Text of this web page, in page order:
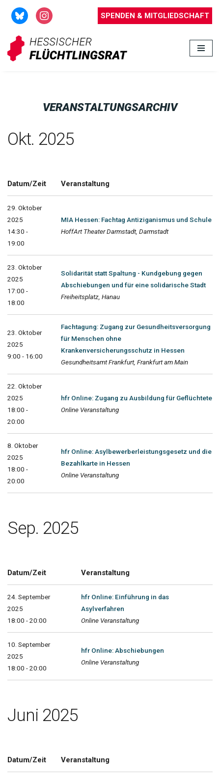
Zum
Inhalt
springen
SPENDEN & MITGLIEDSCHAFT
VERANSTALTUNGSARCHIV
Okt. 2025
Datum/Zeit Veranstaltung
29. Oktober
2025
14:30 -
19:00
MIA Hessen: Fachtag Antiziganismus und Schule
HoffArt Theater Darmstadt, Darmstadt
23. Oktober
2025
17:00 -
18:00
Solidarität statt Spaltung - Kundgebung gegen
Abschiebungen und für eine solidarische Stadt
Freiheitsplatz, Hanau
23. Oktober
2025
9:00 - 16:00
Fachtagung: Zugang zur Gesundheitsversorgung
für Menschen ohne
Krankenversicherungsschutz in Hessen
Gesundheitsamt Frankfurt, Frankfurt am Main
22. Oktober
2025
18:00 -
20:00
hfr Online: Zugang zu Ausbildung für Geflüchtete
Online Veranstaltung
8. Oktober
2025
18:00 -
20:00
hfr Online: Asylbewerberleistungsgesetz und die
Bezahlkarte in Hessen
Online Veranstaltung
Sep. 2025
Datum/Zeit Veranstaltung
24. September
2025
18:00 - 20:00
hfr Online: Einführung in das
Asylverfahren
Online Veranstaltung
10. September
2025
18:00 - 20:00
hfr Online: Abschiebungen
Online Veranstaltung
Juni 2025
Datum/Zeit Veranstaltung